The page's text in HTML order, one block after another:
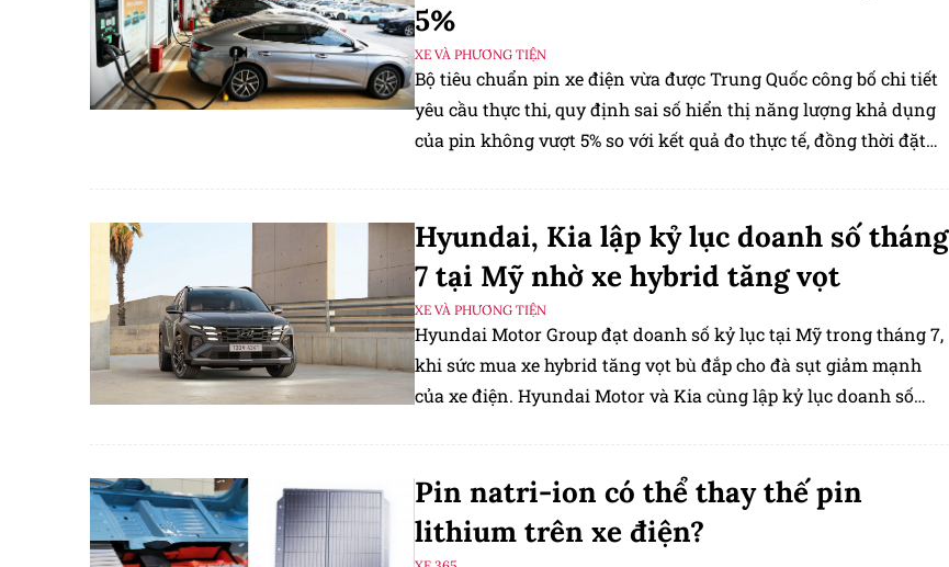
5%
XE VÀ PHƯƠNG TIỆN
Bộ tiêu chuẩn pin xe điện vừa được Trung Quốc công bố chi tiết
yêu cầu thực thi, quy định sai số hiển thị năng lượng khả dụng
của pin không vượt 5% so với kết quả đo thực tế, đồng thời đặt
Hyundai, Kia lập kỷ lục doanh số tháng
7 tại Mỹ nhờ xe hybrid tăng vọt
XE VÀ PHƯƠNG TIỆN
Hyundai Motor Group đạt doanh số kỷ lục tại Mỹ trong tháng 7,
khi sức mua xe hybrid tăng vọt bù đắp cho đà sụt giảm mạnh
của xe điện. Hyundai Motor và Kia cùng lập kỷ lục doanh số
Pin natri-ion có thể thay thế pin
lithium trên xe điện?